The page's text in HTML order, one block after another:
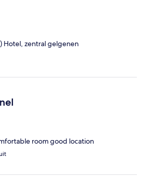
Hotel, zentral gelgenen
room good location